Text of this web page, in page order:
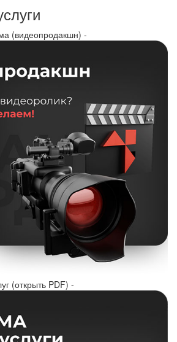
(видеопродакшн) -
(открыть PDF) -